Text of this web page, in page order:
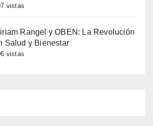
vistas
Rangel y OBEN: La Revolución
Salud y Bienestar
vistas